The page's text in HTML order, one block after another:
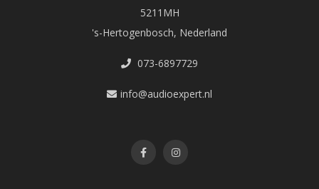
5211MH
's-Hertogenbosch, Nederland
073-6897729
info@audioexpert.nl